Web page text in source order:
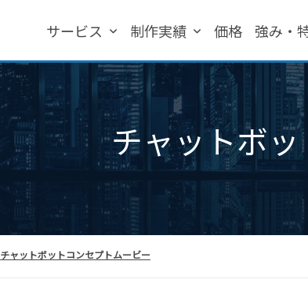
サービス 制作実績 価格 強み・
チャットボ
チャットボットコンセプトムービー